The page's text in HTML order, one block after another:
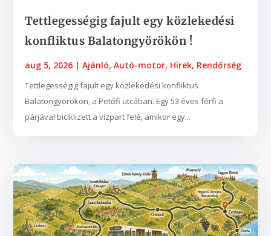
Tettlegességig fajult egy közlekedési
konfliktus Balatongyörökön !
aug 5, 2026 |Ajánló,Autó-motor, Hírek, Rendőrség
Tettlegességig fajult egy közlekedési konfliktus
Balatongyörökön, a Petőfi utcában. Egy 53 éves férfi a
párjával biciklizett a vízpart felé, amikor egy...